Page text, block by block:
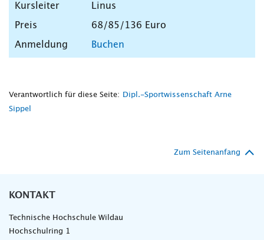
Linus
68/85/136 Euro
Buchen
Verantwortlich für diese Seite:
Dipl.-Sportwissenschaft Arne
Sippel
Zum Seitenanfang
KONTAKT
Technische Hochschule Wildau
Hochschulring 1